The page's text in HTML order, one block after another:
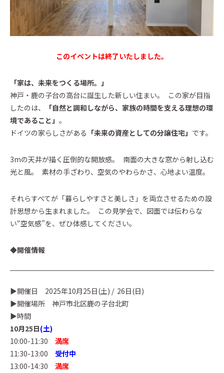
Essay
エセ―
Architect Introduction
Owner Interview
ZEH Builder
Support
Company
Contact
カタログを請求する
イベントに参加
Event
Official Instagram
このイベントは終了いたしました。
「家は、未来をつくる場所。」
神戸・鹿の子台の高台に誕生した新しい住まい。 この家が目指
したのは、
「自然と調和しながら、家族の時間を支える理想の環
境であること」 。
ドイツの家らしさがある 「未来の資産としての分譲住宅」 です。
3mの天井が描く圧倒的な開放感。 南面の大きな窓から射し込む
光と風。 素材の手ざわり、空気のやわらかさ、心地よい温度。
それらすべてが「暮らしやすさと美しさ」を両立させるための設
計思想から生まれました。 この見学会で、図面では伝わらな
い“空気感”を、ぜひ体感してください。
◆開催情報
▶︎開催日 2025年10月25日(土) / 26日(日)
▶︎開催場所 神戸市北区鹿の子台北町
▶︎時間
10月25日(土)
10:00-11:30 満席
11:30-13:00 受付中
13:00-14:30 満席